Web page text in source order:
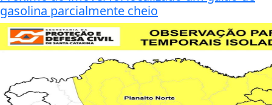
gasolina parcialmente cheio